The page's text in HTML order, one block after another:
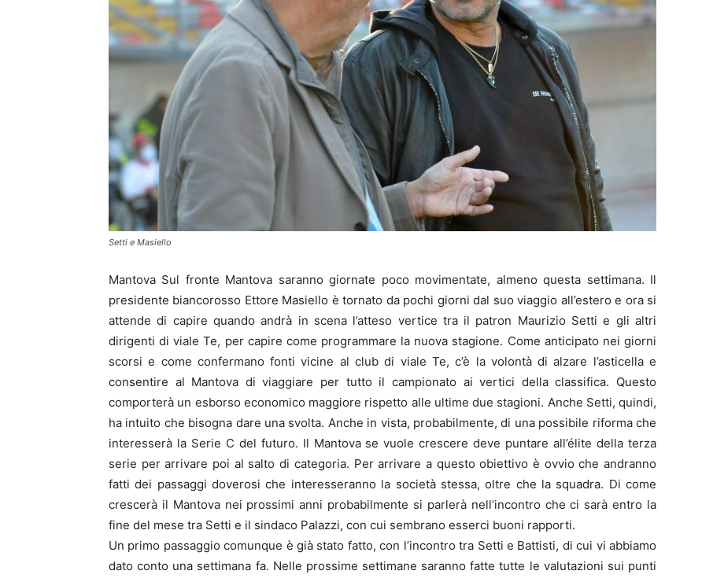
Setti e Masiello
Mantova Sul fronte Mantova saranno giornate poco movimentate, almeno questa settimana. Il
presidente biancorosso Ettore Masiello è tornato da pochi giorni dal suo viaggio all’estero e ora si
attende di capire quando andrà in scena l’atteso vertice tra il patron Maurizio Setti e gli altri
dirigenti di viale Te, per capire come programmare la nuova stagione. Come anticipato nei giorni
scorsi e come confermano fonti vicine al club di viale Te, c’è la volontà di alzare l’asticella e
consentire al Mantova di viaggiare per tutto il campionato ai vertici della classifica. Questo
comporterà un esborso economico maggiore rispetto alle ultime due stagioni. Anche Setti, quindi,
ha intuito che bisogna dare una svolta. Anche in vista, probabilmente, di una possibile riforma che
interesserà la Serie C del futuro. Il Mantova se vuole crescere deve puntare all’élite della terza
serie per arrivare poi al salto di categoria. Per arrivare a questo obiettivo è ovvio che andranno
fatti dei passaggi doverosi che interesseranno la società stessa, oltre che la squadra. Di come
crescerà il Mantova nei prossimi anni probabilmente si parlerà nell’incontro che ci sarà entro la
fine del mese tra Setti e il sindaco Palazzi, con cui sembrano esserci buoni rapporti.
Un primo passaggio comunque è già stato fatto, con l’incontro tra Setti e Battisti, di cui vi abbiamo
dato conto una settimana fa. Nelle prossime settimane saranno fatte tutte le valutazioni sui punti